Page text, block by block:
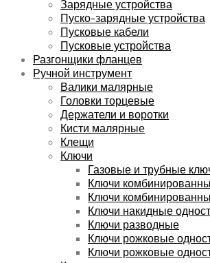
Зарядные устройства
Пуско-зарядные устройства
Пусковые кабели
Пусковые устройства
Разгонщики фланцев
Ручной инструмент
Валики малярные
Головки торцевые
Держатели и воротки
Кисти малярные
Клещи
Ключи
Газовые и трубные
Ключи
Ключи
Ключи накидные
Ключи разводные
Ключи рожковые
Ключи рожковые